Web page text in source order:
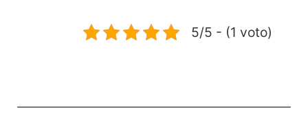
5/5 - (1 voto)